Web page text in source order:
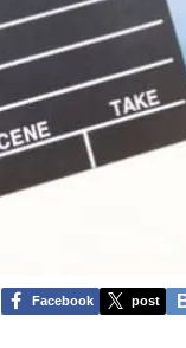
Facebook post